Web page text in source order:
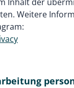
Weitere